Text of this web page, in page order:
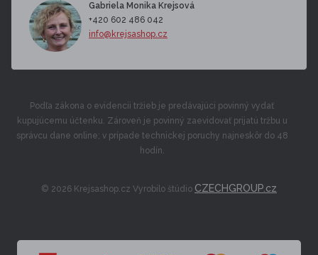
Gabriela Monika Krejsová
+420 602 486 042
info@krejsashop.cz
Podľa zákona o evidencii tržieb je predávajúci povinný vydať
kupujúcemu účtenku. Zároveň je povinný zaevidovať prijatú tržbu u
správcu dane online; v prípade technickej poruchy najneskôr do 48
hodín.
© 2026 Krejsashop.cz Vyrobilo štúdio CZECHGROUP.cz